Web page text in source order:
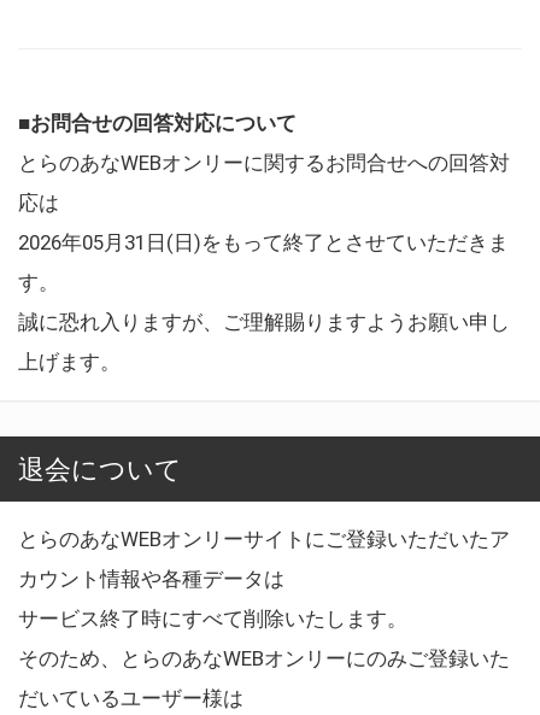
■お問合せの回答対応について
とらのあなWEBオンリーに関するお問合せへの回答対
応は
2026年05月31日(日)をもって終了とさせていただきま
す。
誠に恐れ入りますが、ご理解賜りますようお願い申し
上げます。
退会について
とらのあなWEBオンリーサイトにご登録いただいたア
カウント情報や各種データは
サービス終了時にすべて削除いたします。
そのため、とらのあなWEBオンリーにのみご登録いた
だいているユーザー様は